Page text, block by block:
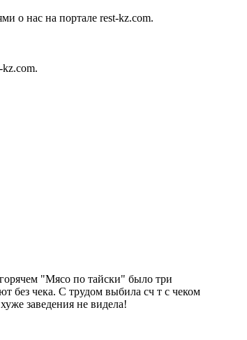
о нас на портале rest-kz.com.
"Мясо по тайски" было три
без чека. С трудом выбила сч т с чеком
заведения не видела!